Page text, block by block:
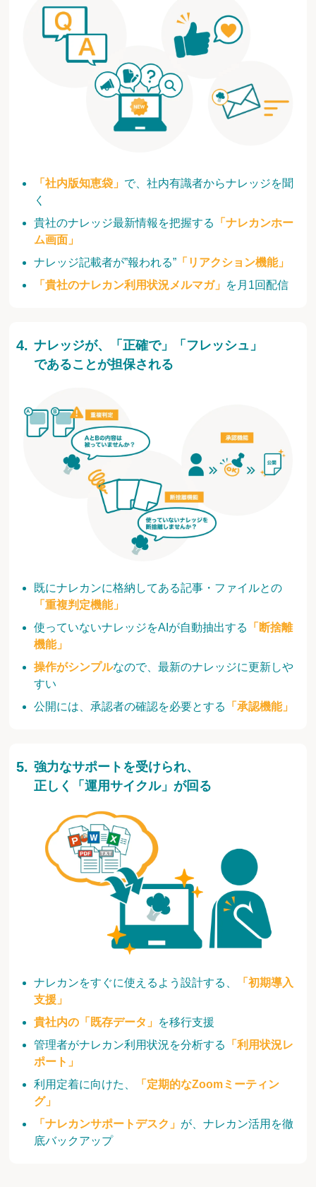
「社内版知恵袋」 で、社内有識者からナレッジを聞
く
貴社のナレッジ最新情報を把握する
「ナレカンホー
ム画面」
ナレッジ記載者が”報われる” 「リアクション機能」
「貴社のナレカン利用状況メルマガ」 を月1回配信
既にナレカンに格納してある記事・ファイルとの
「重複判定機能」
使っていないナレッジをAIが自動抽出する
「断捨離
機能」
操作がシンプルなので、最新のナレッジに更新しや
すい
公開には、承認者の確認を必要とする
「承認機能」
ナレッジが、「正確で」「フレッシュ」
であることが担保される
ナレカンをすぐに使えるよう設計する、
「初期導入
支援」
貴社内の「既存データ」 を移行支援
管理者がナレカン利用状況を分析する
「利用状況レ
ポート」
利用定着に向けた、
「定期的なZoomミーティン
グ」
「ナレカンサポートデスク」 が、ナレカン活用を徹
底バックアップ
強力なサポートを受けられ、
正しく「運用サイクル」が回る